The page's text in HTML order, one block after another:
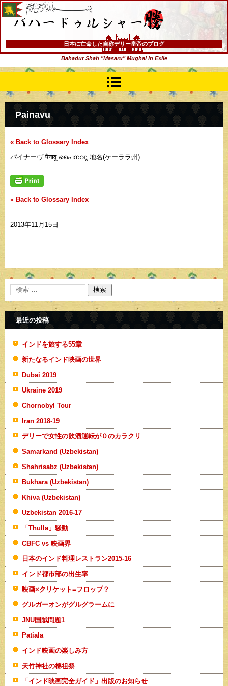
バハードゥルシャー勝(まさる)
日本に亡命した自称デリー皇帝のブログ
Bahadur Shah "Masaru" Mughal in Exile
Painavu
« Back to Glossary Index
パイナーヴ पैनावू പൈനവു 地名(ケーララ州)
« Back to Glossary Index
2013年11月15日
最近の投稿
インドを旅する55章
新たなるインド映画の世界
Dubai 2019
Ukraine 2019
Chornobyl Tour
Iran 2018-19
デリーで女性の飲酒運転が０のカラクリ
Samarkand (Uzbekistan)
Shahrisabz (Uzbekistan)
Bukhara (Uzbekistan)
Khiva (Uzbekistan)
Uzbekistan 2016-17
「Thulla」騒動
CBFC vs 映画界
日本のインド料理レストラン2015-16
インド都市部の出生率
映画×クリケット=フロップ？
グルガーオンがグルグラームに
JNU国賊問題1
Patiala
インド映画の楽しみ方
天竹神社の棉祖祭
「インド映画完全ガイド」出版のお知らせ